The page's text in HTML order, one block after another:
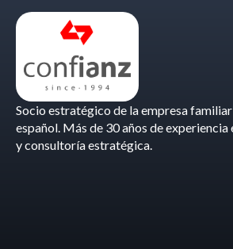
Socio estratégico de la empresa
español. Más de 30 años de
y consultoría estratégica.